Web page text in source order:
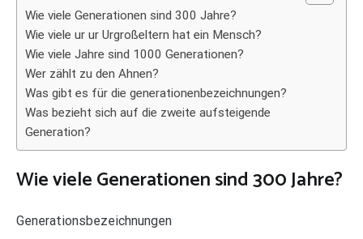
Wie viele Generationen sind 300 Jahre?
Wie viele ur ur Urgroßeltern hat ein Mensch?
Wie viele Jahre sind 1000 Generationen?
Wer zählt zu den Ahnen?
Was gibt es für die generationenbezeichnungen?
Was bezieht sich auf die zweite aufsteigende
Generation?
Wie viele Generationen sind 300 Jahre?
Generationsbezeichnungen